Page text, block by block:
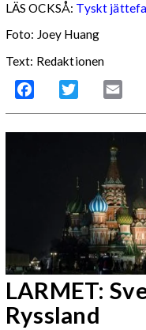
LÄS OCKSÅ: Tyskt
Foto: Joey Huang
Text: Redaktionen
Facebook Twitter
LARMET:
Ryssland